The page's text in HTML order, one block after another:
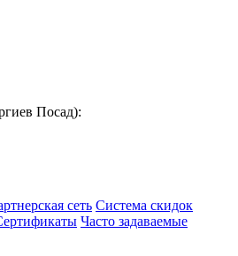
Посад):
сеть Система скидок
Часто задаваемые